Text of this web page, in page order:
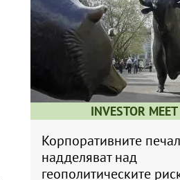
INVESTOR MEET
Корпоративните
надделяват над
геополитическите